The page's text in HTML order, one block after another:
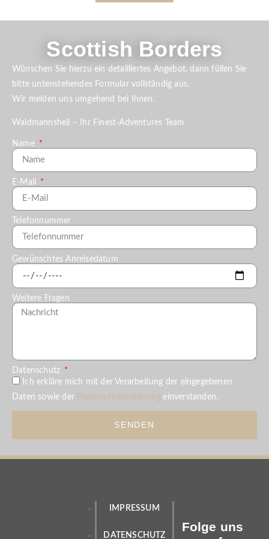
Scottish Borders
Wünschen Sie hierzu ein detailliertes Angebot, dann füllen Sie
bitte untenstehendes Formular vollständig aus.
Wir melden uns umgehend bei Ihnen.
Waidmannsheil – Ihr Finest-Adventures Team
Name
E-Mail
Telefonnummer
Gewünschtes Anreisedatum
Weitere Fragen
Datenschutz
Ich erkläre mich mit der Verarbeitung der eingegebenen
Daten sowie der Datenschutzerklärung einverstanden.
SENDEN
IMPRESSUM
DATENSCHUTZ
Folge uns